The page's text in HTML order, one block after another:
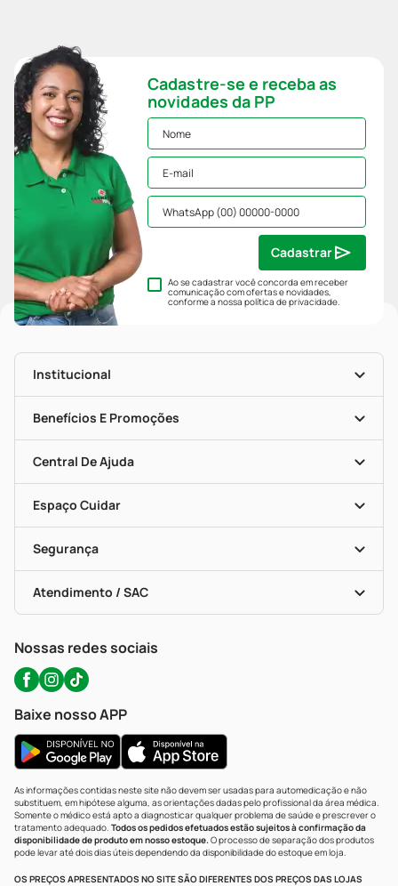
Cadastre-se e receba as
novidades da PP
Ao se cadastrar você concorda em receber
comunicação com ofertas e novidades,
conforme a nossapolítica de privacidade.
Cadastrar
Institucional
História
Nossas Lojas
Mapa De Categorias
Blog Da PP
Seja Uma Loja Parceira
Benefícios E Promoções
Clube PP
Convênios
Programa Popular Do Brasil
Encarte De Ofertas
Dermaclub
Descontos De Laboratório (PBM)
Cupons E Ofertas
Central De Ajuda
Entrega
Recompra Programada
Compras Com Receita
Alomed (tele-Entrega)
Formas De Pagamento
Troca E Devolução
Bulas De A A Z
Políticas De Marketplace
Espaço Cuidar
Vacinas
Serviços Farmacêuticos
Testes Rápidos
Autoteste Covid-19
Segurança
Certificado De Segurança
Portal Da Privacidade
Atendimento / SAC
WhatsApp (47) 9202-1687
Nossas redes sociais
Baixe nosso APP
As informações contidas neste site não devem ser usadas para automedicação e não
substituem, em hipótese alguma, as orientações dadas pelo profissional da área médica.
Somente o médico está apto a diagnosticar qualquer problema de saúde e prescrever o
tratamento adequado. Todos os pedidos efetuados estão sujeitos à confirmação da
disponibilidade de produto em nosso estoque.O processo de separação dos produtos
pode levar até dois dias úteis dependendo da disponibilidade do estoque em loja.
OS PREÇOS APRESENTADOS NO SITE SÃO DIFERENTES DOS PREÇOS DAS LOJAS